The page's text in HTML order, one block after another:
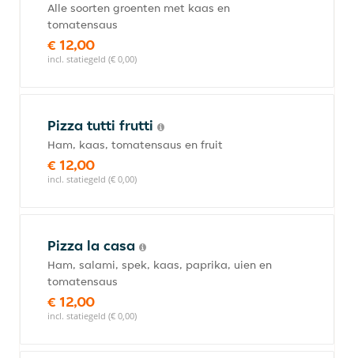
Alle soorten groenten met kaas en
tomatensaus
€ 12,00
incl. statiegeld (€ 0,00)
Pizza tutti frutti
Ham, kaas, tomatensaus en fruit
€ 12,00
incl. statiegeld (€ 0,00)
Pizza la casa
Ham, salami, spek, kaas, paprika, uien en
tomatensaus
€ 12,00
incl. statiegeld (€ 0,00)